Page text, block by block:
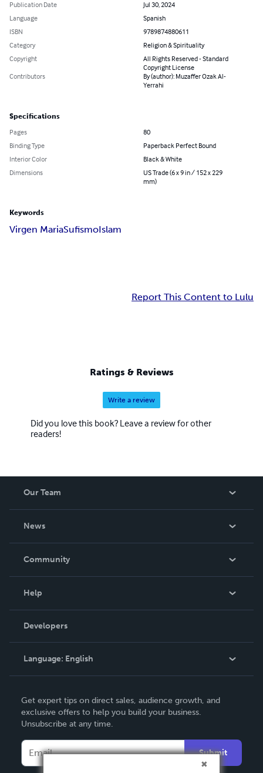
Publication Date
Jul 30, 2024
Language
Spanish
ISBN
9789874880611
Category
Religion & Spirituality
Copyright
All Rights Reserved - Standard
Copyright License
Contributors
By (author): Muzaffer Ozak Al-
Yerrahi
Specifications
Pages
80
Binding Type
Paperback Perfect Bound
Interior Color
Black & White
Dimensions
US Trade (6 x 9 in / 152 x 229
mm)
Keywords
Virgen MariaSufismoIslam
Report This Content to Lulu
Ratings & Reviews
Write a review
Did you love this book? Leave a review for other
readers!
Our Team
News
In The News
Community
Podcast
Help
Order Lookup
Knowledge Base
Contact Support
Developers
Language: English
Deutsch
Français
Italiano
Español
Get expert tips on direct sales, audience growth, and
exclusive offers to help you build your business.
Unsubscribe at any time.
Submit